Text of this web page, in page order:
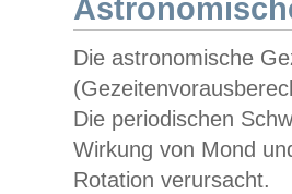
Die astronomische
Die periodischen
Wirkung von Mond
Rotation verursacht.